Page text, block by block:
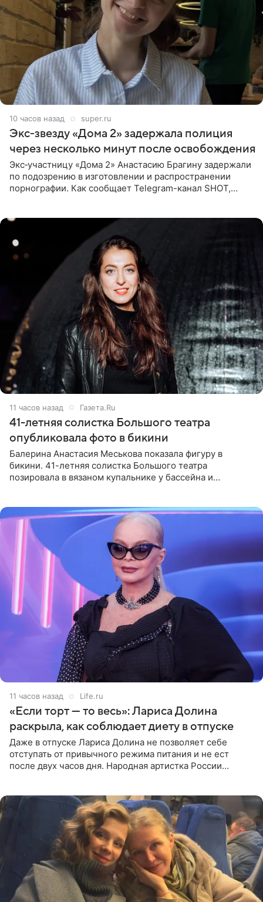
10 часов назад super.ru
Экс‑звезду «Дома 2» задержала полиция
через несколько минут после освобождения
Экс‑участницу «Дома 2» Анастасию Брагину задержали
по подозрению в изготовлении и распространении
порнографии. Как сообщает Telegram-канал SHOT,
11 часов назад Газета.Ru
41-летняя солистка Большого театра
опубликовала фото в бикини
Балерина Анастасия Меськова показала фигуру в
бикини. 41-летняя солистка Большого театра
позировала в вязаном купальнике у бассейна и
11 часов назад Life.ru
«Если торт — то весь»: Лариса Долина
раскрыла, как соблюдает диету в отпуске
Даже в отпуске Лариса Долина не позволяет себе
отступать от привычного режима питания и не ест
после двух часов дня. Народная артистка России